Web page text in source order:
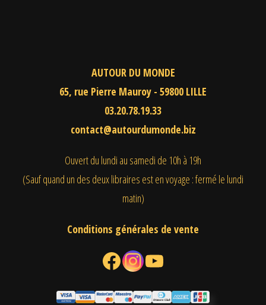
AUTOUR DU MONDE
65, rue Pierre Mauroy - 59800 LILLE
03.20.78.19.33
contact@autourdumonde.biz
Ouvert du lundi au samedi de 10h à 19h
(Sauf quand un des deux libraires est en voyage : fermé le lundi
matin)
Conditions générales de vente
Facebook Instagram YouTube